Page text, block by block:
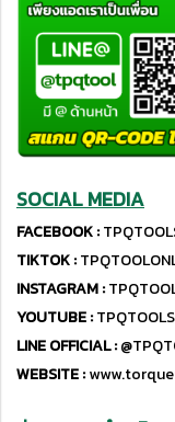
SOCIAL MEDIA
FACEBOOK :
TIKTOK :
INSTAGRAM :
YOUTUBE :
LINE OFFICIAL :
WEBSITE :